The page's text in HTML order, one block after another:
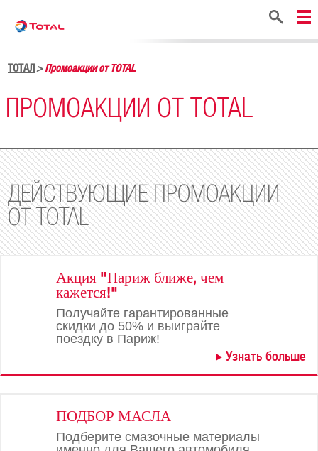
Поиск
ТОТАЛ Промоакции от TOTAL
ПРОМОАКЦИИ ОТ TOTAL
ДЕЙСТВУЮЩИЕ ПРОМОАКЦИИ
ОТ TOTAL
Акция "Париж ближе, чем
кажется!"
Получайте гарантированные
скидки до 50% и выиграйте
поездку в Париж!
Узнать больше
ПОДБОР МАСЛА
Подберите смазочные материалы